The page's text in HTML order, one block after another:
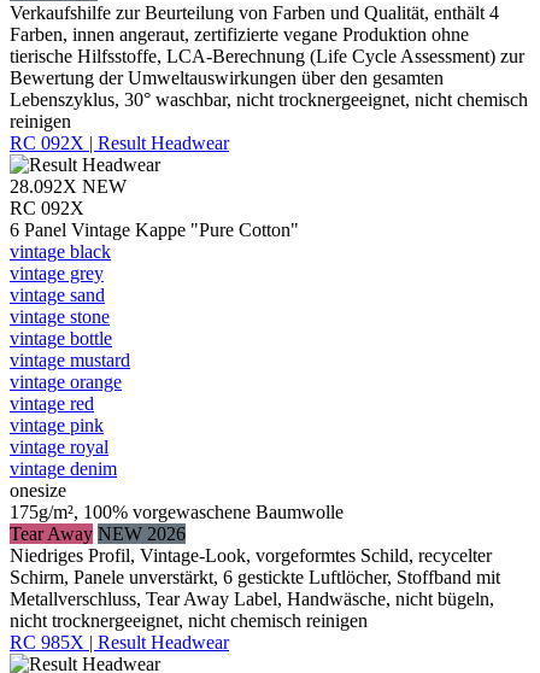
Verkaufshilfe zur Beurteilung von Farben und Qualität, enthält 4
Farben, innen angeraut, zertifizierte vegane Produktion ohne
tierische Hilfsstoffe, LCA-Berechnung (Life Cycle Assessment) zur
Bewertung der Umweltauswirkungen über den gesamten
Lebenszyklus, 30° waschbar, nicht trocknergeeignet, nicht chemisch
reinigen
RC 092X | Result Headwear
28.092X NEW
RC 092X
6 Panel Vintage Kappe "Pure Cotton"
vintage black
vintage grey
vintage sand
vintage stone
vintage bottle
vintage mustard
vintage orange
vintage red
vintage pink
vintage royal
vintage denim
onesize
175g/m², 100% vorgewaschene Baumwolle
Tear Away NEW 2026
Niedriges Profil, Vintage-Look, vorgeformtes Schild, recycelter
Schirm, Panele unverstärkt, 6 gestickte Luftlöcher, Stoffband mit
Metallverschluss, Tear Away Label, Handwäsche, nicht bügeln,
nicht trocknergeeignet, nicht chemisch reinigen
RC 985X | Result Headwear